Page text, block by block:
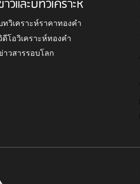
าวและบทวิเคราะห์
ทวิเคราะห์ราคาทองคำ
ดีโอวิเคราะห์ทองคำ
าวสารรอบโลก